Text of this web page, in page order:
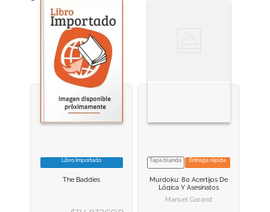
VER INFORMACION
Libro Importado
The Baddies
VER INFORMACION
AGREGAR AL
Tapa blanda Entrega rápida
Murdoku: 80 Acertijos De
Lógica Y Asesinatos
Manuel Garand